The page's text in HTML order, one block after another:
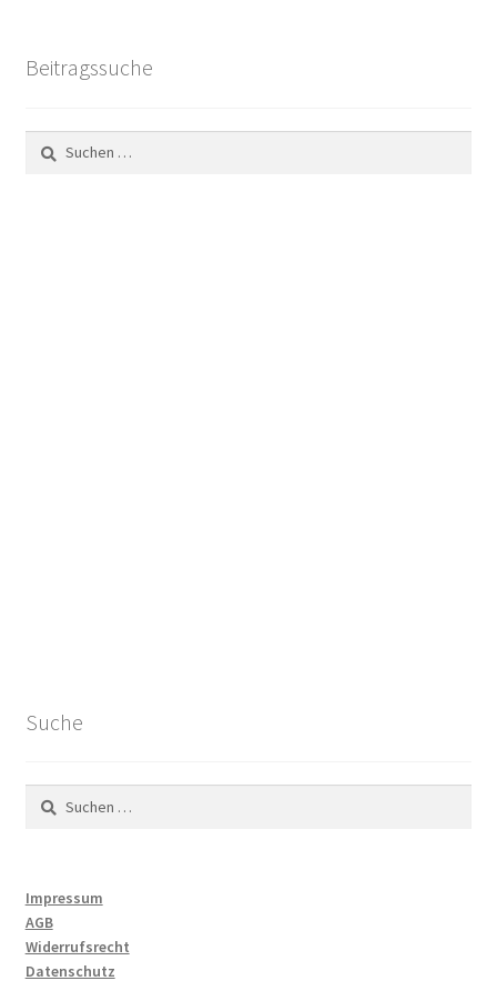
Beitragssuche
nach:
Suche
Suchen
nach:
Impressum
AGB
Widerrufsrecht
Datenschutz